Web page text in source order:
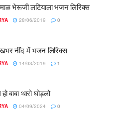
माळ भेरूजी लटियाला भजन लिरिक्स
28/06/2019 0
नींद में भजन लिरिक्स
14/03/2019 1
बाबा थारो घोड़लो
04/09/2024 0